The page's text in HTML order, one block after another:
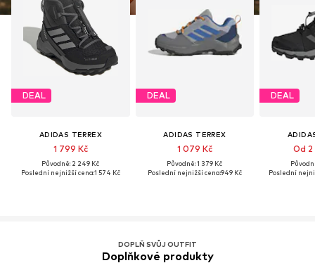
DEAL
ADIDAS TERREX
1 799 Kč
Původně: 2 249 Kč
Poslední nejnižší cena:1 574 Kč
DEAL
ADIDAS TERREX
1 079 Kč
Původně: 1 379 Kč
Poslední nejnižší cena:949 Kč
DEAL
Od
Poslední
DOPLŇ SVŮJ OUTFIT
Doplňkové produkty